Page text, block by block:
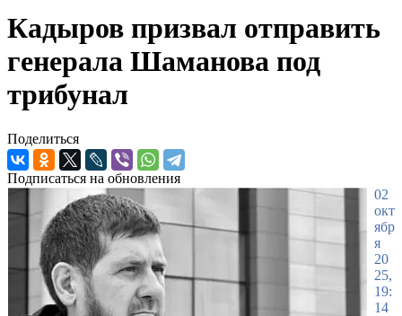
Кадыров призвал отправить
генерала Шаманова под
трибунал
Поделиться
Подписаться на обновления
02
окт
ябр
я
20
25,
19:
14